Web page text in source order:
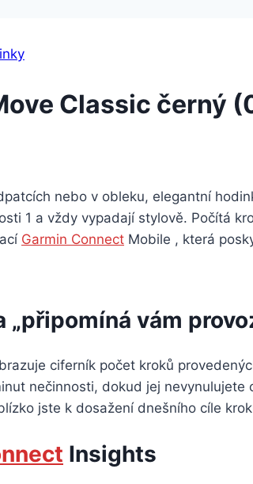
Classic černý
nebo v obleku, elegantní
1 a vždy vypadají stylově. Počítá
Garmin Connect Mobile , která
„připomíná vám
ciferník počet kroků
nečinnosti, dokud jej nevynulujete
jste k dosažení dnešního cíle
Insights